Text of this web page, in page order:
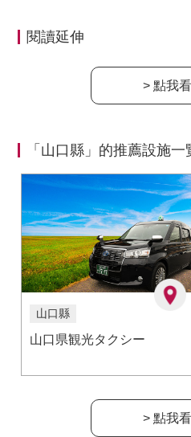
閱讀延伸
> 點我
「山口縣」的推薦設施一
山口縣
山口県観光タクシー
> 點我